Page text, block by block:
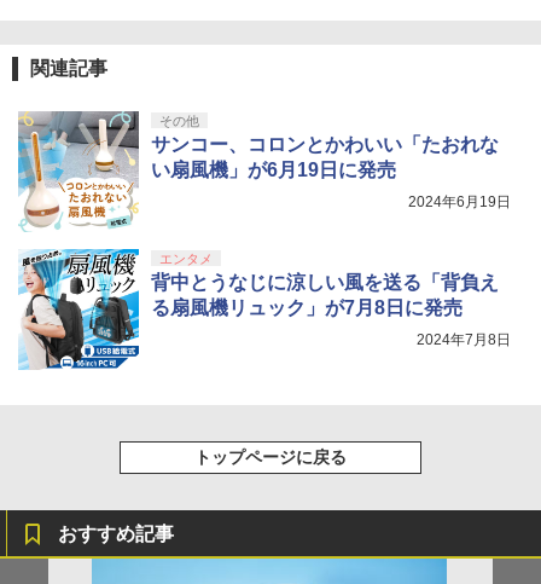
関連記事
その他
サンコー、コロンとかわいい「たおれな
い扇風機」が6月19日に発売
2024年6月19日
エンタメ
背中とうなじに涼しい風を送る「背負え
る扇風機リュック」が7月8日に発売
2024年7月8日
トップページに戻る
おすすめ記事